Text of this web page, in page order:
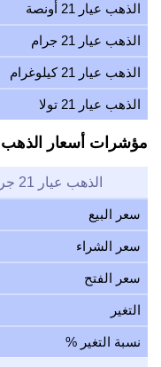
الذهب عيار 21 أونصة
الذهب عيار 21 جرام
الذهب عيار 21 كيلوغرام
الذهب عيار 21 تولا
مؤشرات أسعار الذهب
الذهب عيار 21 جرام
سعر البيع
سعر الشراء
سعر الفتح
التغير
نسبة التغير %